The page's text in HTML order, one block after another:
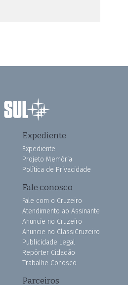
Expediente
Expediente
Projeto Memória
Política de Privacidade
Fale conosco
Fale com o Cruzeiro
Atendimento ao Assinante
Anuncie no Cruzeiro
Anuncie no ClassiCruzeiro
Publicidade Legal
Repórter Cidadão
Trabalhe Conosco
Parceiros